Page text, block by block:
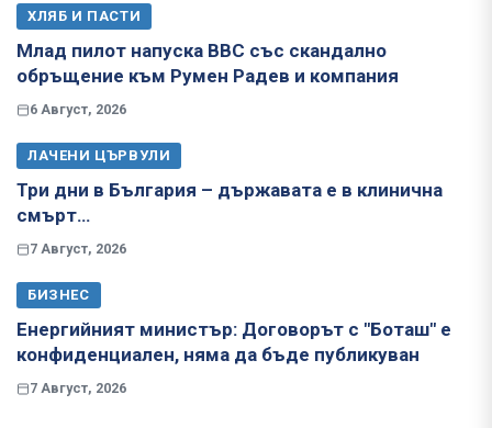
ХЛЯБ И ПАСТИ
Млад пилот напуска ВВС със скандално
обръщение към Румен Радев и компания
6 Август, 2026
ЛАЧЕНИ ЦЪРВУЛИ
Три дни в България – държавата е в клинична
смърт…
7 Август, 2026
БИЗНЕС
Енергийният министър: Договорът с "Боташ" е
конфиденциален, няма да бъде публикуван
7 Август, 2026